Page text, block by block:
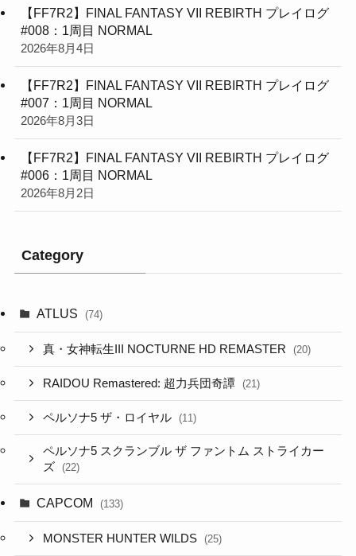
【FF7R2】FINAL FANTASY VII REBIRTH プレイログ
#008：1周目 NORMAL
2026年8月4日
【FF7R2】FINAL FANTASY VII REBIRTH プレイログ
#007：1周目 NORMAL
2026年8月3日
【FF7R2】FINAL FANTASY VII REBIRTH プレイログ
#006：1周目 NORMAL
2026年8月2日
Category
ATLUS (74)
真・女神転生III NOCTURNE HD REMASTER (20)
RAIDOU Remastered: 超力兵団奇譚 (21)
ペルソナ5 ザ・ロイヤル (11)
ペルソナ5 スクランブル ザ ファントム ストライカー
ズ
(22)
CAPCOM (133)
MONSTER HUNTER WILDS (25)